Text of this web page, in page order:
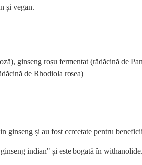
și vegan.
ginseng roșu fermentat (rădăcină de
de Rhodiola rosea)
ginseng și au fost cercetate pentru
indian" și este bogată în withanolide.